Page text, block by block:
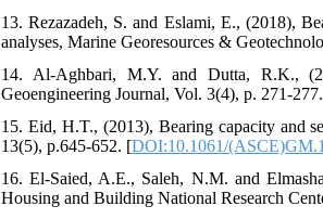
13. Rezazadeh, S. and Eslami, E., (2018),
analyses, Marine Georesources &
14. Al-Aghbari, M.Y. and Dutta, R.K.,
Geoengineering Journal, Vol. 3(4), p. 271-
15. Eid, H.T., (2013), Bearing capacity and
13(5), p.645-652. [DOI:10.1061/
16. El-Saied, A.E., Saleh, N.M. and
Housing and Building National Research